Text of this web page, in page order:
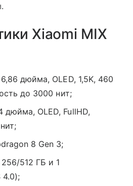
Xiaomi MIX
дюйма, OLED, 1,5K, 460
до 3000 нит;
дюйма, OLED, FullHD,
8 Gen 3;
512 ГБ и 1
4.0);